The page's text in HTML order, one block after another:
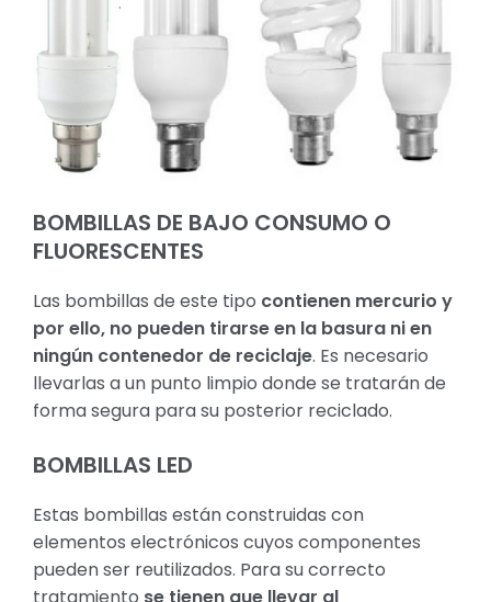
BOMBILLAS DE BAJO CONSUMO O
FLUORESCENTES
Las bombillas de este tipo contienen mercurio y
por ello, no pueden tirarse en la basura ni en
ningún contenedor de reciclaje. Es necesario
llevarlas a un punto limpio donde se tratarán de
forma segura para su posterior reciclado.
BOMBILLAS LED
Estas bombillas están construidas con
elementos electrónicos cuyos componentes
pueden ser reutilizados. Para su correcto